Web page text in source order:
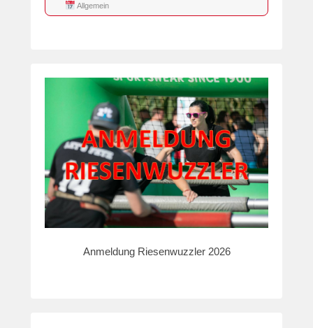
Allgemein
Anmeldung Riesenwuzzler 2026